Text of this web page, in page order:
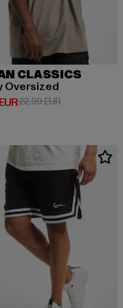
CLASSICS
Oversized
Preis: 15,99 EUR
22,99 EURAktionspreis: